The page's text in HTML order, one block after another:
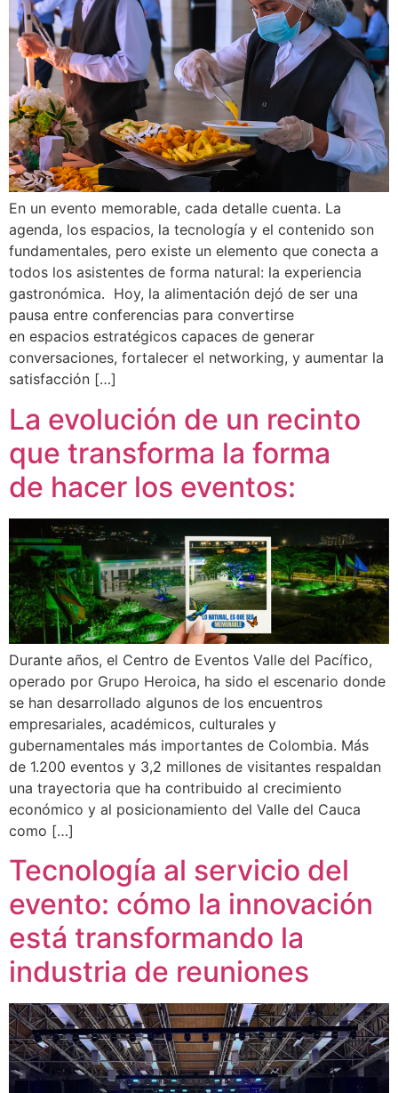
En un evento memorable, cada detalle cuenta. La
agenda, los espacios, la tecnología y el contenido son
fundamentales, pero existe un elemento que conecta a
todos los asistentes de forma natural: la experiencia
gastronómica. Hoy, la alimentación dejó de ser una
pausa entre conferencias para convertirse
en espacios estratégicos capaces de generar
conversaciones, fortalecer el networking, y aumentar la
satisfacción […]
La evolución de un recinto
que transforma la forma
de hacer los eventos:
Durante años, el Centro de Eventos Valle del Pacífico,
operado por Grupo Heroica, ha sido el escenario donde
se han desarrollado algunos de los encuentros
empresariales, académicos, culturales y
gubernamentales más importantes de Colombia. Más
de 1.200 eventos y 3,2 millones de visitantes respaldan
una trayectoria que ha contribuido al crecimiento
económico y al posicionamiento del Valle del Cauca
como […]
Tecnología al servicio del
evento: cómo la innovación
está transformando la
industria de reuniones